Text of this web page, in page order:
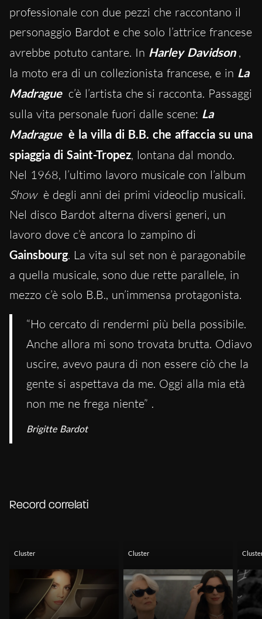
professionale con due pezzi che raccontano il
personaggio Bardot e che solo l’attrice francese
avrebbe potuto cantare. In Harley Davidson ,
la moto era di un collezionista francese, e in La
Madrague c’è l’artista che si racconta. Passaggi
sulla vita personale fuori dalle scene: La
Madrague è la villa di B.B. che affaccia su una
spiaggia di Saint-Tropez, lontana dal mondo.
Nel 1968, l’ultimo lavoro musicale con l’album
Show è degli anni dei primi videoclip musicali.
Nel disco Bardot alterna diversi generi, un
lavoro dove c’è ancora lo zampino di
Gainsbourg. La vita sul set non è paragonabile
a quella musicale, sono due rette parallele, in
mezzo c’è solo B.B., un’immensa protagonista.
“Ho cercato di rendermi più bella possibile.
Anche allora mi sono trovata brutta. Odiavo
uscire, avevo paura di non essere ciò che la
gente si aspettava da me. Oggi alla mia età
non me ne frega niente” .
Brigitte Bardot
Record correlati
Cluster Cluster